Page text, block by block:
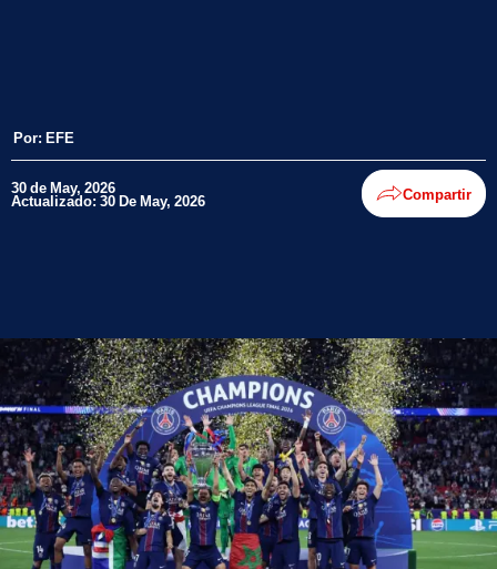
Por: EFE
30 de May, 2026
Actualizado: 30 De May, 2026 Compartir